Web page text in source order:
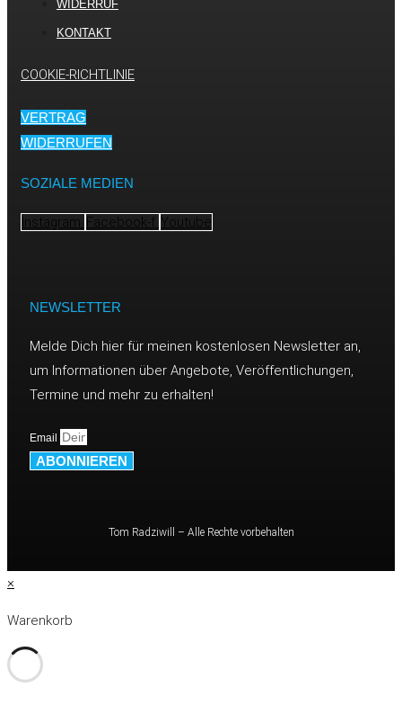
WIDERRUF
KONTAKT
COOKIE-RICHTLINIE
VERTRAG
WIDERRUFEN
SOZIALE MEDIEN
Instagram Facebook-f Youtube
NEWSLETTER
Melde Dich hier für meinen kostenlosen Newsletter an,
um Informationen über Angebote, Veröffentlichungen,
Termine und mehr zu erhalten!
Email
ABONNIEREN
Tom Radziwill – Alle Rechte vorbehalten
×
Warenkorb